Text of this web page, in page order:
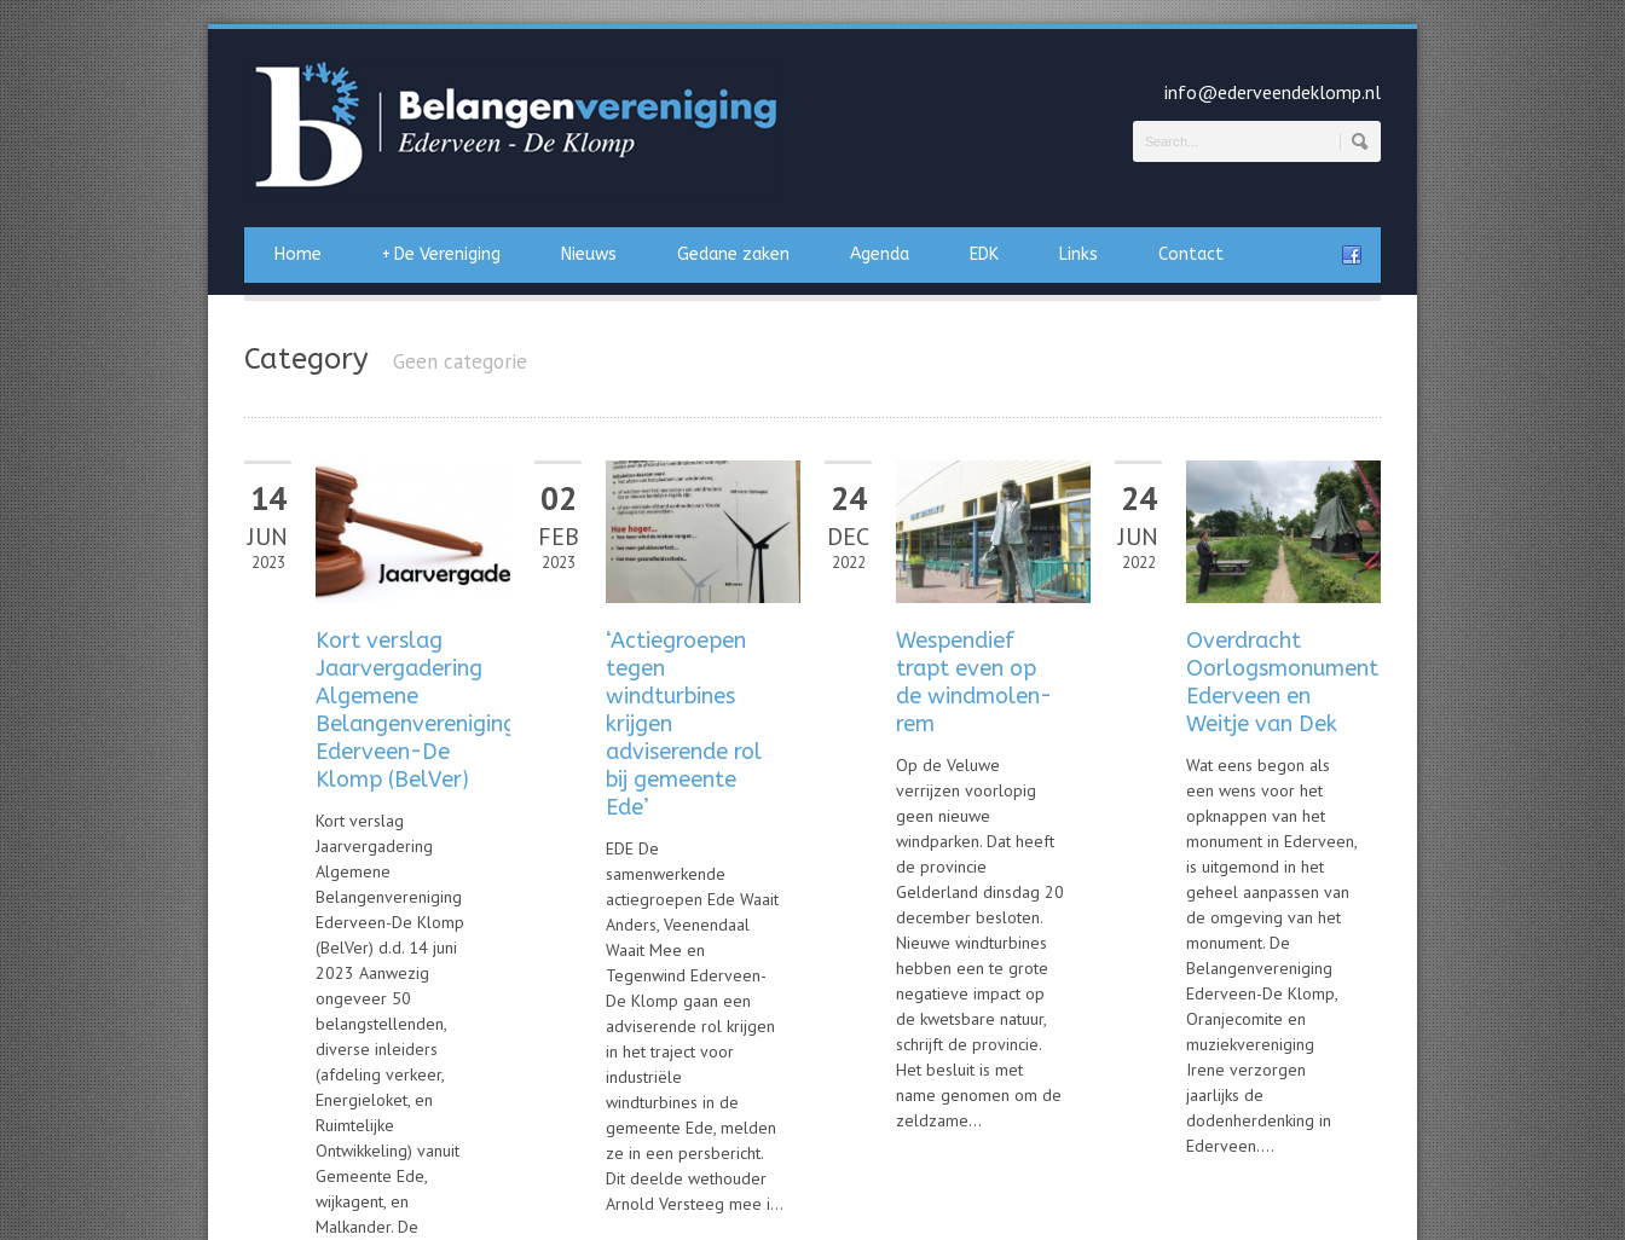
info@ederveendeklomp.nl
Home De Vereniging
+ Nieuws Gedane zaken Agenda EDK Links Contact
Category Geen categorie
14
JUN
2023
Kort verslag
Jaarvergadering
Algemene
Belangenvereniging
Ederveen-De
Klomp (BelVer)
Kort verslag
Jaarvergadering
Algemene
Belangenvereniging
Ederveen-De Klomp
(BelVer) d.d. 14 juni
2023 Aanwezig
ongeveer 50
belangstellenden,
diverse inleiders
(afdeling verkeer,
Energieloket, en
Ruimtelijke
Ontwikkeling) vanuit
Gemeente Ede,
wijkagent, en
Malkander. De
02
FEB
2023
‘Actiegroepen
tegen
windturbines
krijgen
adviserende rol
bij gemeente
Ede’
EDE De
samenwerkende
actiegroepen Ede Waait
Anders, Veenendaal
Waait Mee en
Tegenwind Ederveen-
De Klomp gaan een
adviserende rol krijgen
in het traject voor
industriële
windturbines in de
gemeente Ede, melden
ze in een persbericht.
Dit deelde wethouder
Arnold Versteeg mee i...
24
DEC
2022
Wespendief
trapt even op
de windmolen-
rem
Op de Veluwe
verrijzen voorlopig
geen nieuwe
windparken. Dat heeft
de provincie
Gelderland dinsdag 20
december besloten.
Nieuwe windturbines
hebben een te grote
negatieve impact op
de kwetsbare natuur,
schrijft de provincie.
Het besluit is met
name genomen om de
zeldzame...
24
JUN
2022
Overdracht
Oorlogsmonument
Ederveen en
Weitje van Dek
Wat eens begon als
een wens voor het
opknappen van het
monument in Ederveen,
is uitgemond in het
geheel aanpassen van
de omgeving van het
monument. De
Belangenvereniging
Ederveen-De Klomp,
Oranjecomite en
muziekvereniging
Irene verzorgen
jaarlijks de
dodenherdenking in
Ederveen....